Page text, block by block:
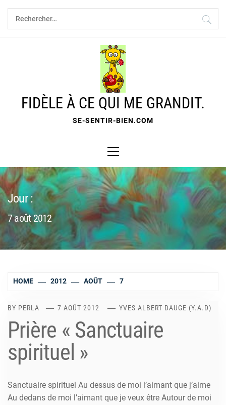
Skip
content
Rechercher :
FIDÈLE À CE QUI ME GRANDIT.
SE-SENTIR-BIEN.COM
Menu
Jour :
7 août 2012
HOME 2012 AOÛT 7
BY PERLA 7 AOÛT 2012 YVES ALBERT DAUGE (Y.A.D)
Prière « Sanctuaire
spirituel »
Sanctuaire spirituel Au dessus de moi l’aimant que j’aime
Au dedans de moi l’aimant que je veux être Autour de moi